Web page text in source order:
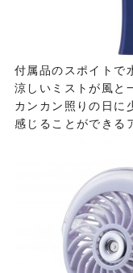
付属品のスポイトで
涼しいミストが風と
カンカン照りの日に
感じることができる